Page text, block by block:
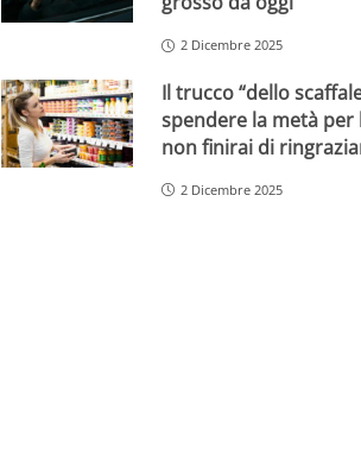
2 Dicembre 2025
Il trucco “dello
spendere la metà per
non finirai di
2 Dicembre 2025